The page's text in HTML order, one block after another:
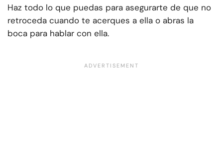
Haz todo lo que puedas para asegurarte de que no
retroceda cuando te acerques a ella o abras la
boca para hablar con ella.